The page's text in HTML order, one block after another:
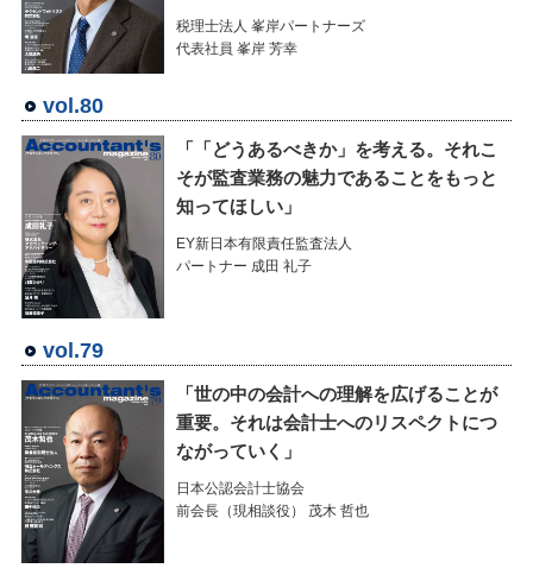
税理士法人 峯岸パートナーズ
代表社員 峯岸 芳幸
vol.80
「「どうあるべきか」を考える。それこ
そが監査業務の魅力であることをもっと
知ってほしい」
EY新日本有限責任監査法人
パートナー 成田 礼子
vol.79
「世の中の会計への理解を広げることが
重要。それは会計士へのリスペクトにつ
ながっていく」
日本公認会計士協会
前会長（現相談役） 茂木 哲也